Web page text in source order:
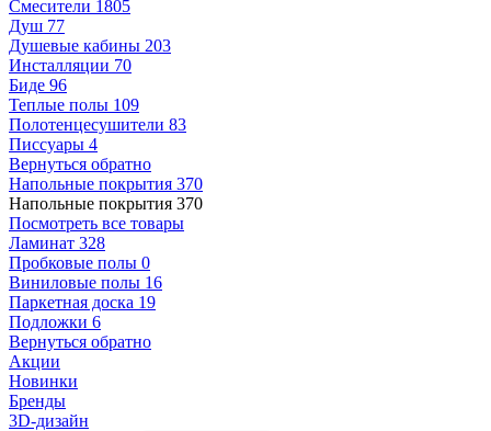
Смесители 1805
Душ 77
Душевые кабины 203
Инсталляции 70
Биде 96
Теплые полы 109
Полотенцесушители 83
Писсуары 4
Вернуться обратно
Напольные покрытия 370
Напольные покрытия 370
Посмотреть все товары
Ламинат 328
Пробковые полы 0
Виниловые полы 16
Паркетная доска 19
Подложки 6
Вернуться обратно
Акции
Новинки
Бренды
3D-дизайн